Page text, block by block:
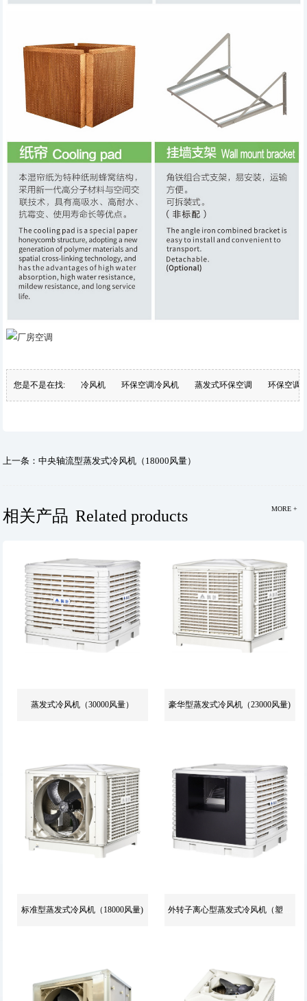
您是不是在找: 冷风机 环保空调冷风机 蒸发式环保空调 环保空调
上一条：中央轴流型蒸发式冷风机（18000风量）
相关产品 Related products MORE +
蒸发式冷风机（30000风量） 豪华型蒸发式冷风机（23000风量)
标准型蒸发式冷风机（18000风量)